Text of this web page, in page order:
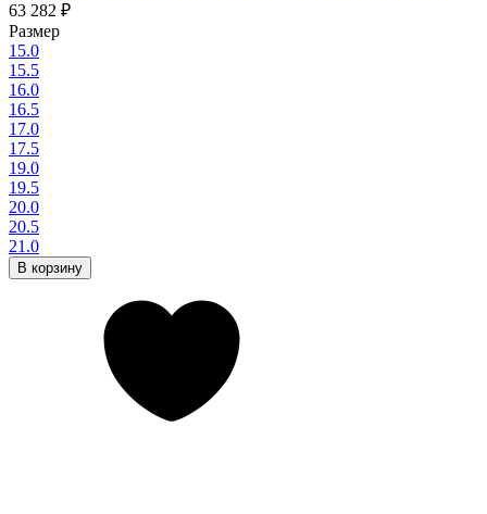
63 282 ₽
Размер
15.0
15.5
16.0
16.5
17.0
17.5
19.0
19.5
20.0
20.5
21.0
В корзину